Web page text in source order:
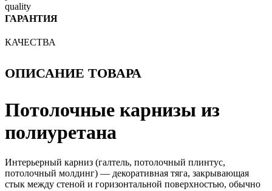
ГАРАНТИЯ
КАЧЕСТВА
ОПИСАНИЕ ТОВАРА
Потолочные карнизы из
полиуретана
Интерьерный карниз (галтель, потолочный плинтус,
потолочный молдинг) — декоративная тяга, закрывающая
стык между стеной и горизонтальной поверхностью, обычно